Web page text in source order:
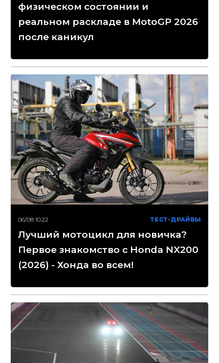
физическом состоянии и
реальном раскладе в MotoGP 2026
после каникул
06/08 10:22 ТЕСТ-ДРАЙВЫ
Лучший мотоцикл для новичка?
Первое знакомство с Honda NX200
(2026) - Хонда во всем!